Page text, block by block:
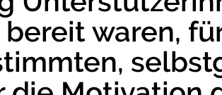
bereit waren,